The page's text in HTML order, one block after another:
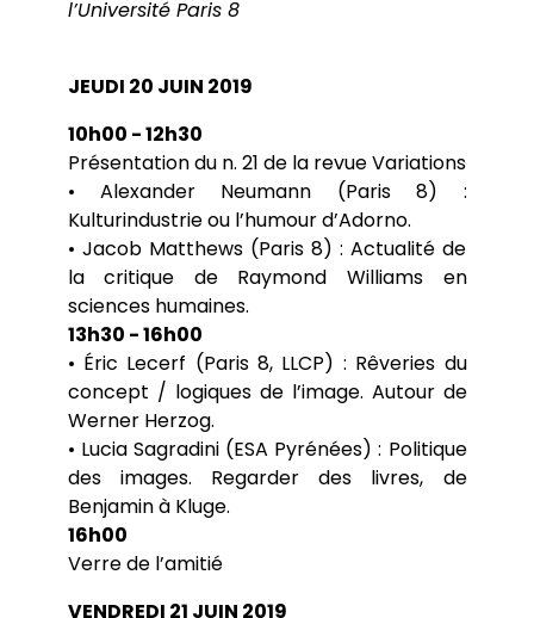
l’Université Paris 8
JEUDI 20 JUIN 2019
10h00 - 12h30
Présentation du n. 21 de la revue Variations
• Alexander Neumann (Paris 8) :
Kulturindustrie ou l’humour d’Adorno.
• Jacob Matthews (Paris 8) : Actualité de
la critique de Raymond Williams en
sciences humaines.
13h30 - 16h00
• Éric Lecerf (Paris 8, LLCP) : Rêveries du
concept / logiques de l’image. Autour de
Werner Herzog.
• Lucia Sagradini (ESA Pyrénées) : Politique
des images. Regarder des livres, de
Benjamin à Kluge.
16h00
Verre de l’amitié
VENDREDI 21 JUIN 2019